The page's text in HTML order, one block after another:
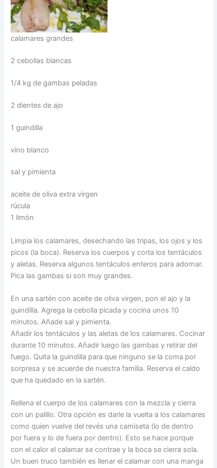
calamares grandes
2 cebollas blancas
1/4 kg de gambas peladas
2 dientes de ajo
1 guindilla
vino blanco
sal y pimienta
aceite de oliva extra virgen
rúcula
1 limón
Limpia los calamares, desechando las tripas, los ojos y los
picos (la boca). Reserva los cuerpos y corta los tentáculos
y aletas. Reserva algunos tentáculos enteros para adornar.
Pica las gambas si son muy grandes.
En una sartén con aceite de oliva virgen, pon el ajo y la
guindilla. Agrega la cebolla picada y cocina unos 10
minutos. Añade sal y pimienta.
Añadir los tentáculos y las aletas de los calamares. Cocinar
durante 10 minutos. Añadir luego las gambas y retirar del
fuego. Quita la guindilla para que ninguno se la coma por
sorpresa y se acuerde de nuestra familia. Reserva el caldo
que ha quedado en la sartén.
Rellena el cuerpo de los calamares con la mezcla y cierra
con un palillo. Otra opción es darle la vuelta a los calamares
como quien vuelve del revés una camiseta (lo de dentro
por fuera y lo de fuera por dentro). Esto se hace porque
con el calor el calamar se contrae y la boca se cierra sola.
Un buen truco también es llenar el calamar con una manga